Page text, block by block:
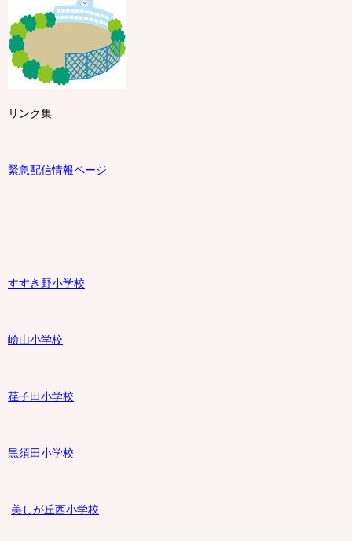
リンク集
緊急配信情報ページ
すすき野小学校
嶮山小学校
荏子田小学校
黒須田小学校
美しが丘西小学校